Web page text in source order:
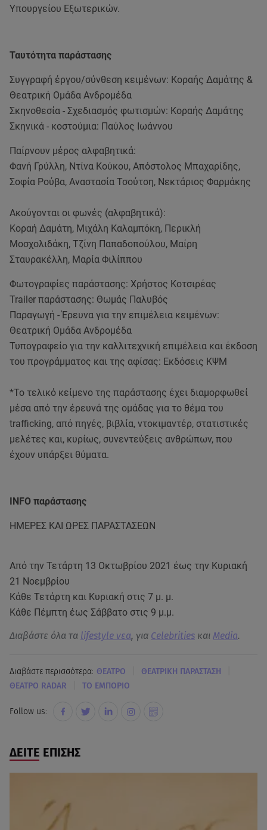
Υπουργείου Εξωτερικών.
Ταυτότητα παράστασης
Συγγραφή έργου/σύνθεση κειμένων: Κοραής Δαμάτης &
Θεατρική Ομάδα Ανδρομέδα
Σκηνοθεσία - Σχεδιασμός φωτισμών: Κοραής Δαμάτης
Σκηνικά - κοστούμια: Παύλος Ιωάννου
Παίρνουν μέρος αλφαβητικά:
Φανή Γρύλλη, Ντίνα Κούκου, Απόστολος Μπαχαρίδης,
Σοφία Ρούβα, Αναστασία Τσούτση, Νεκτάριος Φαρμάκης
Ακούγονται οι φωνές (αλφαβητικά):
Κοραή Δαμάτη, Μιχάλη Καλαμπόκη, Περικλή
Μοσχολιδάκη, Τζίνη Παπαδοπούλου, Μαίρη
Σταυρακέλλη, Μαρία Φιλίππου
Φωτογραφίες παράστασης: Χρήστος Κοτσιρέας
Trailer παράστασης: Θωμάς Παλυβός
Παραγωγή - Έρευνα για την επιμέλεια κειμένων:
Θεατρική Ομάδα Ανδρομέδα
Τυπογραφείο για την καλλιτεχνική επιμέλεια και έκδοση
του προγράμματος και της αφίσας: Εκδόσεις ΚΨΜ
*Το τελικό κείμενο της παράστασης έχει διαμορφωθεί
μέσα από την έρευνά της ομάδας για το θέμα του
trafficking, από πηγές, βιβλία, ντοκιμαντέρ, στατιστικές
μελέτες και, κυρίως, συνεντεύξεις ανθρώπων, που
έχουν υπάρξει θύματα.
INFO παράστασης
ΗΜΕΡΕΣ ΚΑΙ ΩΡΕΣ ΠΑΡΑΣΤΑΣΕΩΝ
Από την Τετάρτη 13 Οκτωβρίου 2021 έως την Κυριακή
21 Νοεμβρίου
Κάθε Τετάρτη και Κυριακή στις 7 μ. μ.
Κάθε Πέμπτη έως Σάββατο στις 9 μ.μ.
Διαβάστε όλα τα lifestyle νεα, για Celebrities και Media.
Διαβάστε περισσότερα: ΘΕΑΤΡΟ ΘΕΑΤΡΙΚΗ ΠΑΡΑΣΤΑΣΗ
ΘΕΑΤΡΟ RADAR TO EΜΠΟΡΙΟ
Follow us:
ΔΕΙΤΕ ΕΠΙΣΗΣ